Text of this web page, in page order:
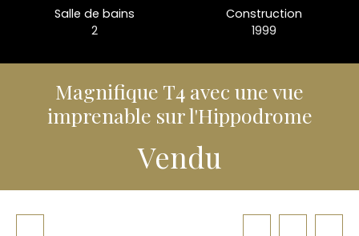
Salle de bains
2
Construction
1999
Magnifique T4 avec une vue
imprenable sur l'Hippodrome
Vendu